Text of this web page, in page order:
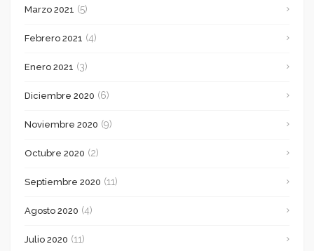
Marzo 2021 (5)
Febrero 2021 (4)
Enero 2021 (3)
Diciembre 2020 (6)
Noviembre 2020 (9)
Octubre 2020 (2)
Septiembre 2020 (11)
Agosto 2020 (4)
Julio 2020 (11)